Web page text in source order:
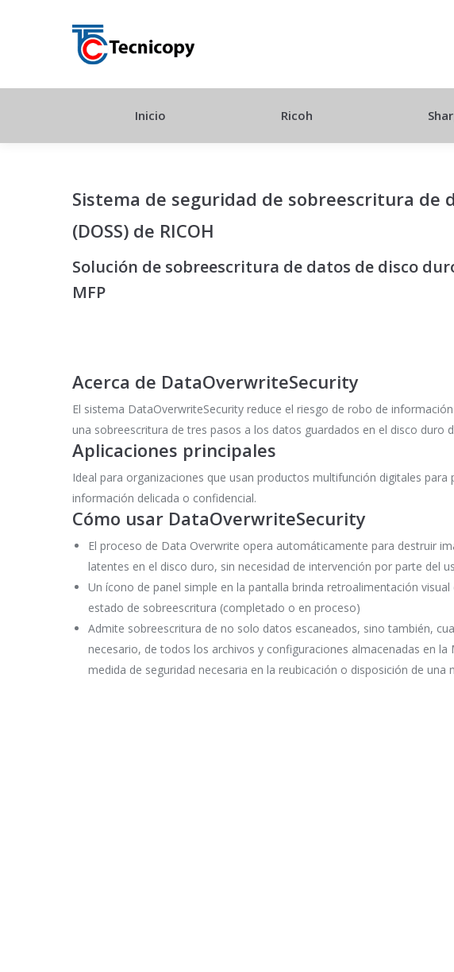
Inicio Ricoh
Sistema de seguridad de sobreescritura de
(DOSS) de RICOH
Solución de sobreescritura de datos de disco
MFP
Acerca de DataOverwriteSecurity
El sistema DataOverwriteSecurity reduce el riesgo de robo de
una sobreescritura de tres pasos a los datos guardados en el disco duro
Aplicaciones principales
Ideal para organizaciones que usan productos multifunción digitales para
información delicada o confidencial.
Cómo usar DataOverwriteSecurity
El proceso de Data Overwrite opera automáticamente para destruir
latentes en el disco duro, sin necesidad de intervención por parte del
Un ícono de panel simple en la pantalla brinda retroalimentación visual
estado de sobreescritura (completado o en proceso)
Admite sobreescritura de no solo datos escaneados, sino también,
necesario, de todos los archivos y configuraciones almacenadas en la
medida de seguridad necesaria en la reubicación o disposición de una